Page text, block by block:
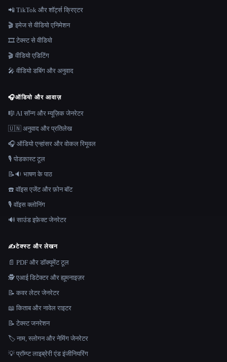
📲 TikTok और शॉर्ट्स क्रिएटर
🎬 इमेज से वीडियो एनिमेशन
🎞️ टेक्स्ट से वीडियो
🎬 वीडियो एडिटिंग
🎤 वीडियो डबिंग और अनुवाद
🎧ऑडियो और आवाज़
🎼 AI सॉन्ग और म्यूज़िक जेनरेटर
🇺🇳 अनुवाद और प्रतिलेख
🎧 ऑडियो एन्हांसर और वोकल रिमूवल
🎙️ पोडकास्ट टूल
📝🔉 भाषण के पाठ
☎️ वॉइस एजेंट और फ़ोन बॉट
🎙️ वॉइस क्लोनिंग
🔊 साउंड इफ़ेक्ट जेनरेटर
✍️टेक्स्ट और लेखन
📄 PDF और डॉक्यूमेंट टूल
🕵️ एआई डिटेक्टर और ह्यूमनाइज़र
📝 कवर लेटर जेनरेटर
📖 किताब और नावेल राइटर
📝 टेक्स्ट जनरेशन
🏷️ नाम, स्लोगन और नेमिंग जेनरेटर
💡 प्रॉम्प्ट लाइब्रेरी एंड इंजीनियरिंग